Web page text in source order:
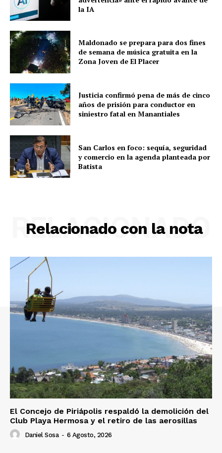
la IA
Maldonado se prepara para dos fines
de semana de música gratuita en la
Zona Joven de El Placer
Justicia confirmó pena de más de cinco
años de prisión para conductor en
siniestro fatal en Manantiales
San Carlos en foco: sequía, seguridad
y comercio en la agenda planteada por
Batista
Relacionado con la nota
RELACIONADO
El Concejo de Piriápolis respaldó la demolición del
Club Playa Hermosa y el retiro de las aerosillas
Daniel Sosa - 6 Agosto, 2026